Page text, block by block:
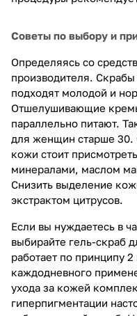
Советы по выбору и
Определяясь со
производителя.
подходят молодой и
Отшелушивающие
параллельно питают.
для женщин старше 30.
кожи стоит
минералами, маслом
Снизить выделение
экстрактом цитрусов.
Если вы нуждаетесь в
выбирайте гель-скраб
работает по принципу
каждодневного
ухода за кожей
гиперпигментации